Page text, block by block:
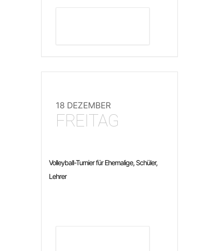
18 DEZEMBER
FREITAG
Volleyball-Turnier für Ehemalige, Schüler,
Lehrer